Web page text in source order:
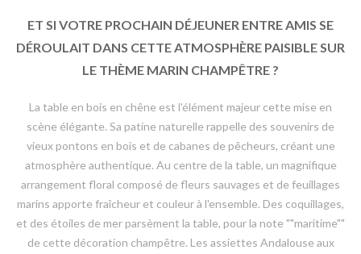
ET SI VOTRE PROCHAIN DÉJEUNER ENTRE AMIS SE
DÉROULAIT DANS CETTE ATMOSPHÈRE PAISIBLE SUR
LE THÈME MARIN CHAMPÊTRE ?
La table en bois en chêne est l'élément majeur cette mise en
scène élégante. Sa patine naturelle rappelle des souvenirs de
vieux pontons en bois et de cabanes de pêcheurs, créant une
atmosphère authentique. Au centre de la table, un magnifique
arrangement floral composé de fleurs sauvages et de feuillages
marins apporte fraîcheur et couleur à l'ensemble. Des coquillages,
et des étoiles de mer parsèment la table, pour la note ""maritime""
de cette décoration champêtre. Les assiettes Andalouse aux